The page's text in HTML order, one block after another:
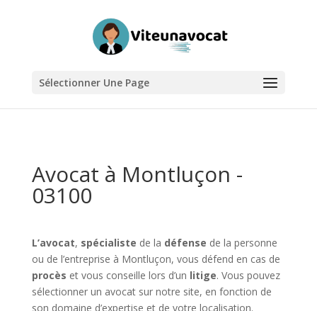
Sélectionner Une Page
Avocat à Montluçon -
03100
L’avocat, spécialiste de la défense de la personne
ou de l’entreprise à Montluçon, vous défend en cas de
procès et vous conseille lors d’un litige. Vous pouvez
sélectionner un avocat sur notre site, en fonction de
son domaine d’expertise et de votre localisation.